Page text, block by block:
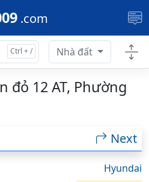
.com
Nhà đất
đỏ 12 AT, Phường
Next
Hyundai